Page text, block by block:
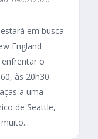
em busca
England
o
às 20h30
a uma
de Seattle,